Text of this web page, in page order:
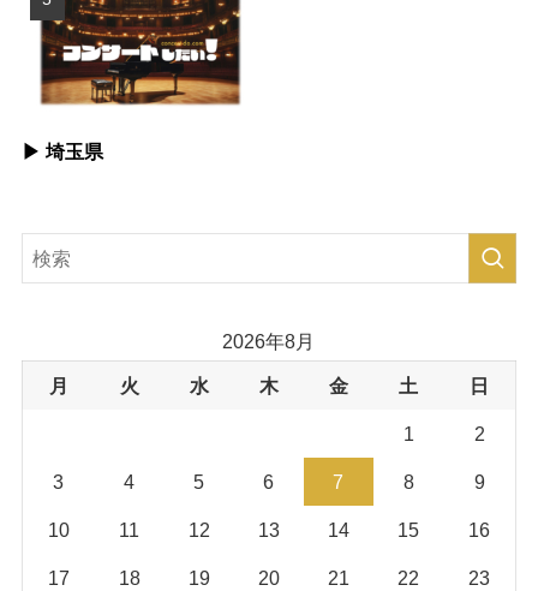
▶︎ 埼玉県
2026年8月
月 火 水 木 金 土 日
1 2
3 4 5 6 7 8 9
10 11 12 13 14 15 16
17 18 19 20 21 22 23